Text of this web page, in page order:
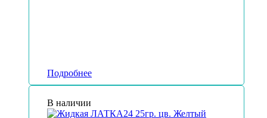
Подробнее
В наличии